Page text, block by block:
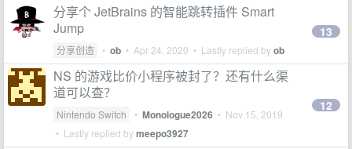
分享个 JetBrains 的智能跳转插件 Smart
Jump
分享创造 • ob • Apr 24, 2020 • Lastly replied byob
13
NS 的游戏比价小程序被封了？还有什么渠
道可以查？
Nintendo Switch • Monologue2026 • Nov 15, 2019
• Lastly replied bymeepo3927
12